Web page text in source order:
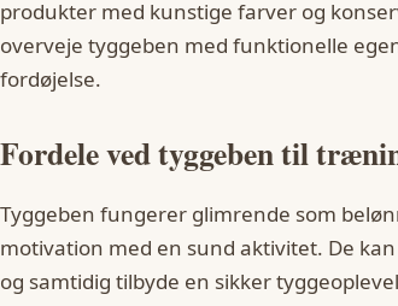
produkter med kunstige farver og
overveje tyggeben med funktionelle
fordøjelse.
Fordele ved tyggeben til
Tyggeben fungerer glimrende som
motivation med en sund aktivitet. De
og samtidig tilbyde en sikker